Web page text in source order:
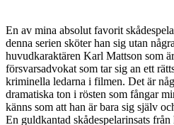
En av mina absolut favorit
denna serien sköter han sig utan
huvudkaraktären Karl Mattson som
försvarsadvokat som tar sig an ett
kriminella ledarna i filmen. Det är
dramatiska ton i rösten som fångar
känns som att han är bara sig själv
En guldkantad skådespelarinsats